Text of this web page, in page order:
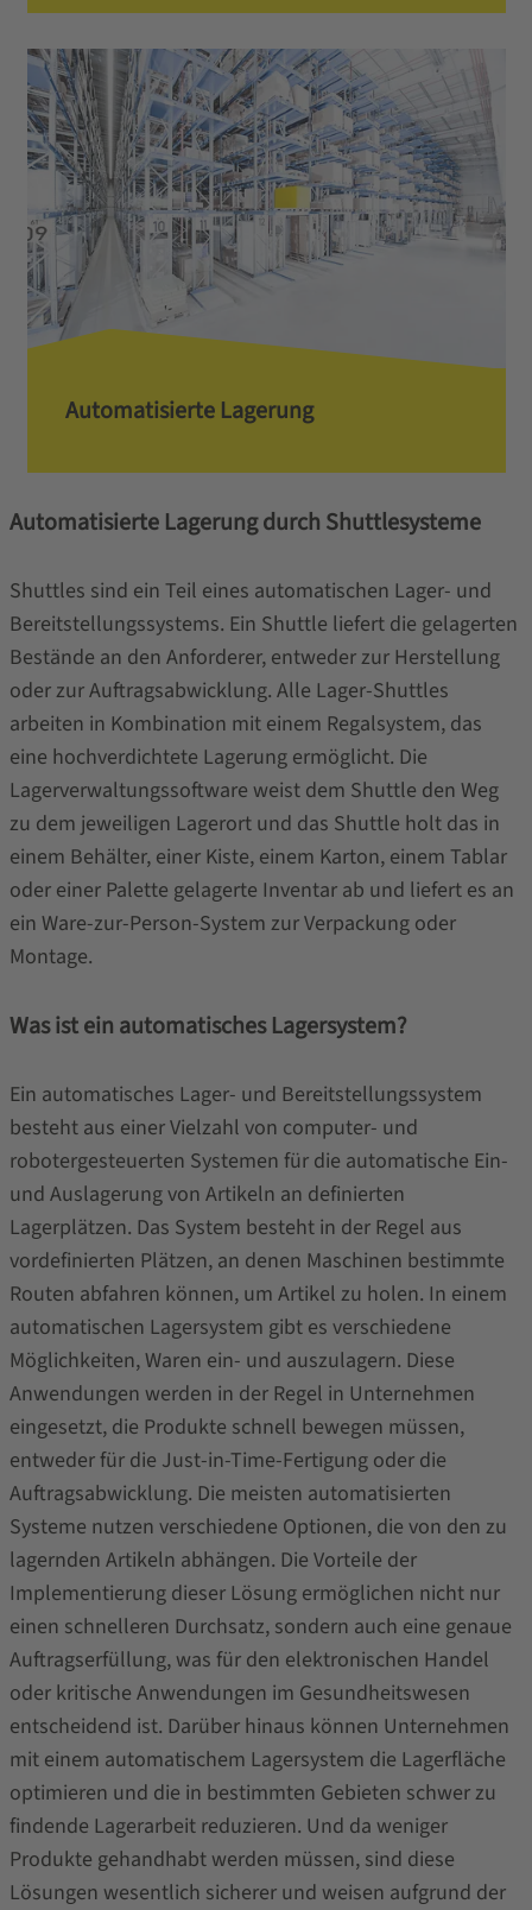
Automatisierte Lagerung
Automatisierte Lagerung durch Shuttlesysteme
Shuttles sind ein Teil eines automatischen Lager- und
Bereitstellungssystems. Ein Shuttle liefert die gelagerten
Bestände an den Anforderer, entweder zur Herstellung
oder zur Auftragsabwicklung. Alle Lager-Shuttles
arbeiten in Kombination mit einem Regalsystem, das
eine hochverdichtete Lagerung ermöglicht. Die
Lagerverwaltungssoftware weist dem Shuttle den Weg
zu dem jeweiligen Lagerort und das Shuttle holt das in
einem Behälter, einer Kiste, einem Karton, einem Tablar
oder einer Palette gelagerte Inventar ab und liefert es an
ein Ware-zur-Person-System zur Verpackung oder
Montage.
Was ist ein automatisches Lagersystem?
Ein automatisches Lager- und Bereitstellungssystem
besteht aus einer Vielzahl von computer- und
robotergesteuerten Systemen für die automatische Ein-
und Auslagerung von Artikeln an definierten
Lagerplätzen. Das System besteht in der Regel aus
vordefinierten Plätzen, an denen Maschinen bestimmte
Routen abfahren können, um Artikel zu holen. In einem
automatischen Lagersystem gibt es verschiedene
Möglichkeiten, Waren ein- und auszulagern. Diese
Anwendungen werden in der Regel in Unternehmen
eingesetzt, die Produkte schnell bewegen müssen,
entweder für die Just-in-Time-Fertigung oder die
Auftragsabwicklung. Die meisten automatisierten
Systeme nutzen verschiedene Optionen, die von den zu
lagernden Artikeln abhängen. Die Vorteile der
Implementierung dieser Lösung ermöglichen nicht nur
einen schnelleren Durchsatz, sondern auch eine genaue
Auftragserfüllung, was für den elektronischen Handel
oder kritische Anwendungen im Gesundheitswesen
entscheidend ist. Darüber hinaus können Unternehmen
mit einem automatischem Lagersystem die Lagerfläche
optimieren und die in bestimmten Gebieten schwer zu
findende Lagerarbeit reduzieren. Und da weniger
Produkte gehandhabt werden müssen, sind diese
Lösungen wesentlich sicherer und weisen aufgrund der